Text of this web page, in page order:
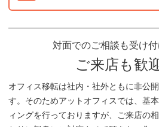
対面でのご相談も受け
ご来店も歓
オフィス移転は社内・社外ともに非公
す。そのためアットオフィスでは、基
ィングを行っておりますが、ご来店の